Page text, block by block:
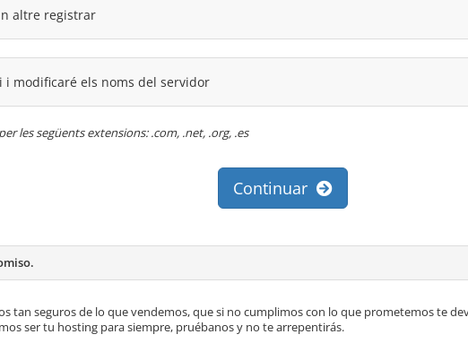
altre registrar
modificaré els noms del servidor
les següents extensions: .com, .net, .org, .es
Continuar
tan seguros de lo que vendemos, que si no cumplimos con lo que prometemos te
ser tu hosting para siempre, pruébanos y no te arrepentirás.